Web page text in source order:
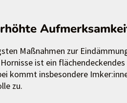
Maßnahmen zur
ist ein flächendeckendes
kommt insbesondere
zu.